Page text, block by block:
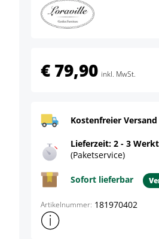
€ 79,90 inkl. MwSt.
Kostenfreier
Lieferzeit: 2 - 3
(Paketservice)
Sofort lieferbar
Artikelnummer: 181970402
Weitere